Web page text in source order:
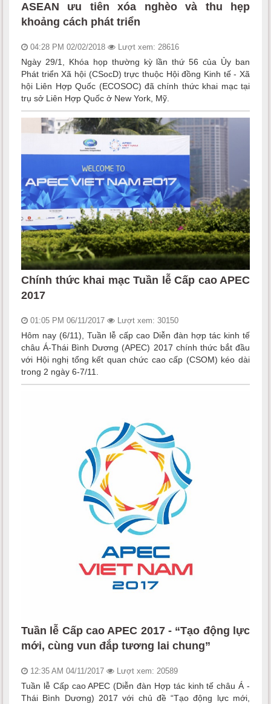
ASEAN ưu tiên xóa nghèo và thu hẹp
khoảng cách phát triển
04:28 PM 02/02/2018 Lượt xem: 28616
Ngày 29/1, Khóa họp thường kỳ lần thứ 56 của Ủy ban
Phát triển Xã hội (CSocD) trực thuộc Hội đồng Kinh tế - Xã
hội Liên Hợp Quốc (ECOSOC) đã chính thức khai mạc tại
trụ sở Liên Hợp Quốc ở New York, Mỹ.
Chính thức khai mạc Tuần lễ Cấp cao APEC
2017
01:05 PM 06/11/2017 Lượt xem: 30150
Hôm nay (6/11), Tuần lễ cấp cao Diễn đàn hợp tác kinh tế
châu Á-Thái Bình Dương (APEC) 2017 chính thức bắt đầu
với Hội nghị tổng kết quan chức cao cấp (CSOM) kéo dài
trong 2 ngày 6-7/11.
Tuần lễ Cấp cao APEC 2017 - “Tạo động lực
mới, cùng vun đắp tương lai chung”
12:35 AM 04/11/2017 Lượt xem: 20589
Tuần lễ Cấp cao APEC (Diễn đàn Hợp tác kinh tế châu Á -
Thái Bình Dương) 2017 với chủ đề “Tạo động lực mới,